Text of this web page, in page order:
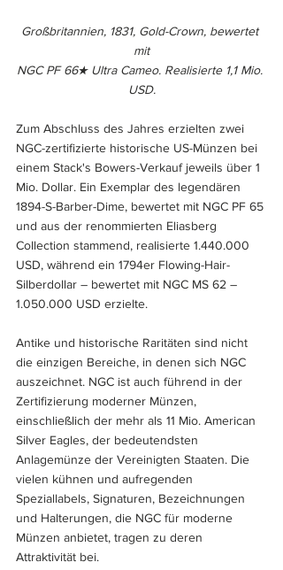
Großbritannien, 1831, Gold-Crown, bewertet
mit
NGC PF 66★ Ultra Cameo. Realisierte 1,1 Mio.
USD.
Zum Abschluss des Jahres erzielten zwei
NGC-zertifizierte historische US-Münzen bei
einem Stack's Bowers-Verkauf jeweils über 1
Mio. Dollar. Ein Exemplar des legendären
1894-S-Barber-Dime, bewertet mit NGC PF 65
und aus der renommierten Eliasberg
Collection stammend, realisierte 1.440.000
USD, während ein 1794er Flowing-Hair-
Silberdollar – bewertet mit NGC MS 62 –
1.050.000 USD erzielte.
Antike und historische Raritäten sind nicht
die einzigen Bereiche, in denen sich NGC
auszeichnet. NGC ist auch führend in der
Zertifizierung moderner Münzen,
einschließlich der mehr als 11 Mio. American
Silver Eagles, der bedeutendsten
Anlagemünze der Vereinigten Staaten. Die
vielen kühnen und aufregenden
Speziallabels, Signaturen, Bezeichnungen
und Halterungen, die NGC für moderne
Münzen anbietet, tragen zu deren
Attraktivität bei.